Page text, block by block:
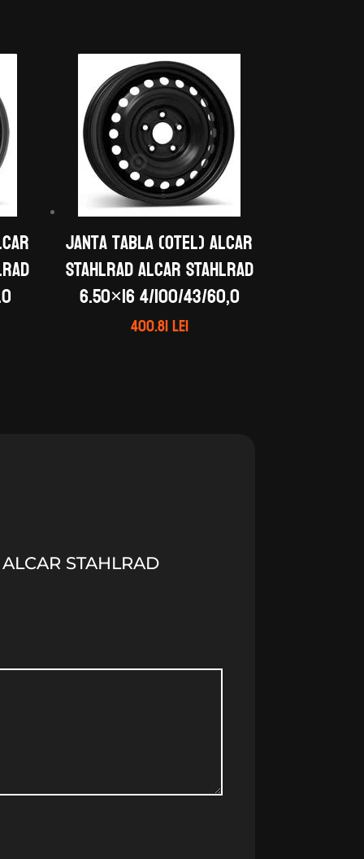
Janta tabla (otel) ALCAR
STAHLRAD ALCAR STAHLRAD
6.50×16 4/100/43/60,0
400.81lei
STAHLRAD